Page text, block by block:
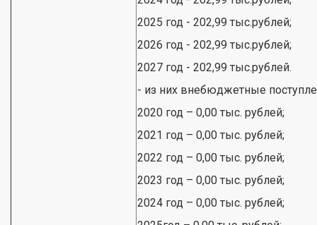
2025 год - 202,99 тыс.рублей;
2026 год - 202,99 тыс.рублей;
2027 год - 202,99 тыс.рублей.
- из них внебюджетные
2020 год – 0,00 тыс. рублей;
2021 год – 0,00 тыс. рублей;
2022 год – 0,00 тыс. рублей;
2023 год – 0,00 тыс. рублей;
2024 год – 0,00 тыс. рублей;